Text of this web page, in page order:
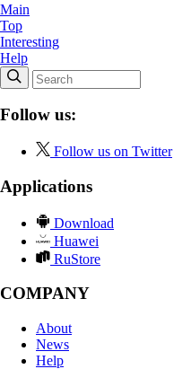
Main
Top
Interesting
Help
Follow us:
Follow us on Twitter
Applications
Download
Huawei
RuStore
COMPANY
About
News
Help